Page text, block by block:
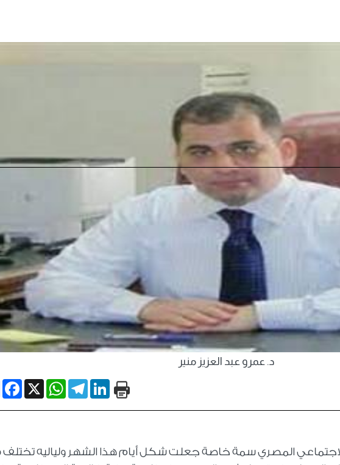
د. عمرو عبد العزيز منير
X
WhatsApp
TelegramLinkedIn
المصري سمة خاصة جعلت شكل أيام هذا الشهر ولياليه